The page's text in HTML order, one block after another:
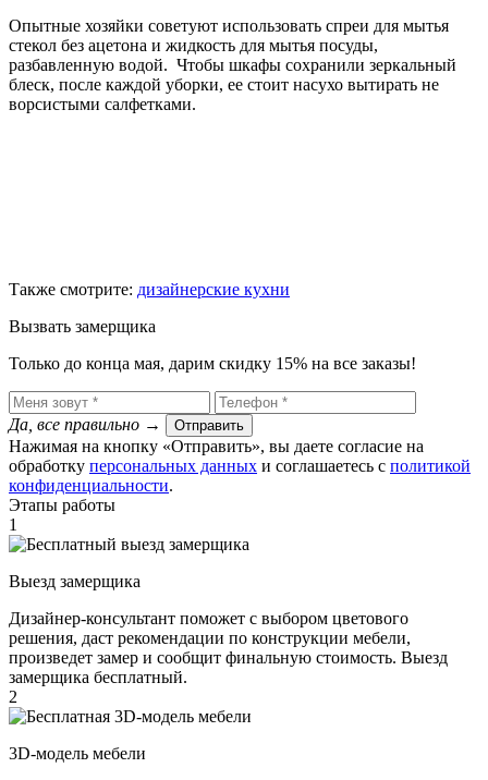
Опытные хозяйки советуют использовать спреи для мытья
стекол без ацетона и жидкость для мытья посуды,
разбавленную водой. Чтобы шкафы сохранили зеркальный
блеск, после каждой уборки, ее стоит насухо вытирать не
ворсистыми салфетками.
Также смотрите: дизайнерские кухни
Вызвать замерщика
Только до конца мая, дарим скидку 15% на все заказы!
Да, все правильно → Отправить
Нажимая на кнопку «Отправить», вы даете согласие на
обработку персональных данных ​ и соглашаетесь c политикой
конфиденциальности.
Этапы работы
1
Выезд замерщика
Дизайнер-консультант поможет с выбором цветового
решения, даст рекомендации по конструкции мебели,
произведет замер и сообщит финальную стоимость. Выезд
замерщика бесплатный.
2
3D-модель мебели